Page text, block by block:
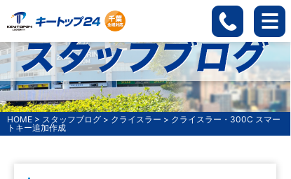
HOME > スタッフブログ > クライスラー > クライスラー・300C スマー
トキー追加作成